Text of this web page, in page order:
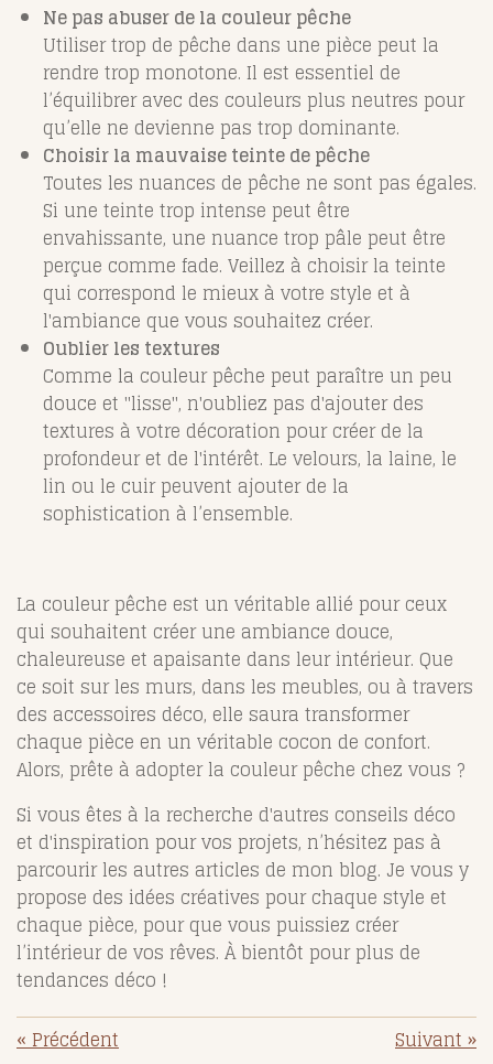
Ne pas abuser de la couleur pêche
Utiliser trop de pêche dans une pièce peut la
rendre trop monotone. Il est essentiel de
l’équilibrer avec des couleurs plus neutres pour
qu’elle ne devienne pas trop dominante.
Choisir la mauvaise teinte de pêche
Toutes les nuances de pêche ne sont pas égales.
Si une teinte trop intense peut être
envahissante, une nuance trop pâle peut être
perçue comme fade. Veillez à choisir la teinte
qui correspond le mieux à votre style et à
l'ambiance que vous souhaitez créer.
Oublier les textures
Comme la couleur pêche peut paraître un peu
douce et "lisse", n'oubliez pas d'ajouter des
textures à votre décoration pour créer de la
profondeur et de l'intérêt. Le velours, la laine, le
lin ou le cuir peuvent ajouter de la
sophistication à l’ensemble.
La couleur pêche est un véritable allié pour ceux
qui souhaitent créer une ambiance douce,
chaleureuse et apaisante dans leur intérieur. Que
ce soit sur les murs, dans les meubles, ou à travers
des accessoires déco, elle saura transformer
chaque pièce en un véritable cocon de confort.
Alors, prête à adopter la couleur pêche chez vous ?
Si vous êtes à la recherche d'autres conseils déco
et d'inspiration pour vos projets, n’hésitez pas à
parcourir les autres articles de mon blog. Je vous y
propose des idées créatives pour chaque style et
chaque pièce, pour que vous puissiez créer
l’intérieur de vos rêves. À bientôt pour plus de
tendances déco !
«Précédent Suivant»